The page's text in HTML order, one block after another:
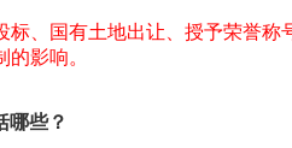
标、国有土地出让、授予荣誉
影响。
哪些？